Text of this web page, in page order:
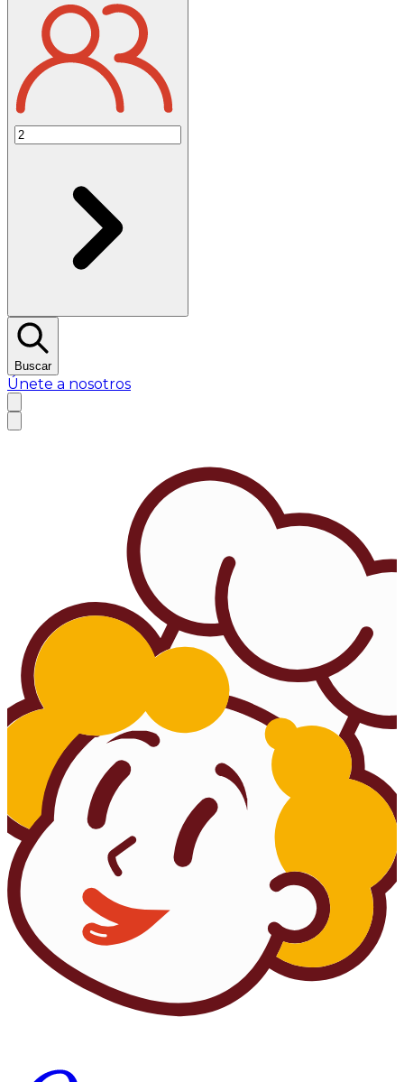
Buscar
Únete a nosotros